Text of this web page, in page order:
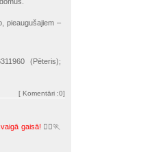
pieaugušajiem –
(Pēteris);
[ Komentāri:0]
gaisā! 🏃‍♀️🏃